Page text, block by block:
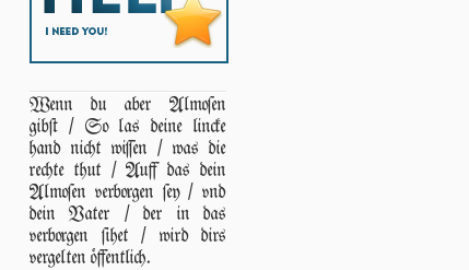
Wenn du aber Almoſen
gibſt / So las deine lincke
hand nicht wiſſen / was die
rechte thut / Auff das dein
Almoſen verborgen ſey / vnd
dein Vater / der in das
verborgen ſihet / wird dirs
vergelten öffentlich.